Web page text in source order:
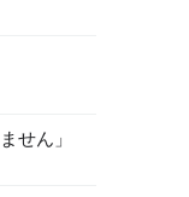
せん」